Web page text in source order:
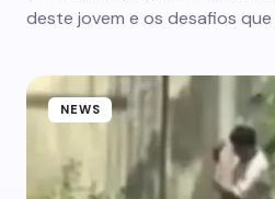
deste jovem e os desafios
NEWS